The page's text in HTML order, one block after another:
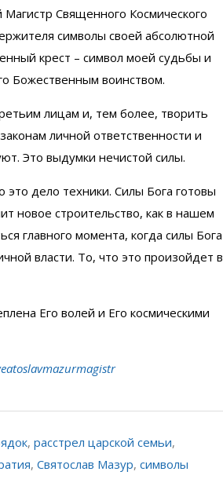
Священного Космического
символы своей абсолютной
крест – символ моей судьбы и
Божественным воинством.
лицам и, тем более, творить
личной ответственности и
Это выдумки нечистой силы.
дело техники. Силы Бога готовы
новое строительство, как в нашем
главного момента, когда силы Бога
власти. То, что это произойдет в
Его волей и Его космическими
, расстрел царской семьи,
, Святослав Мазур, символы